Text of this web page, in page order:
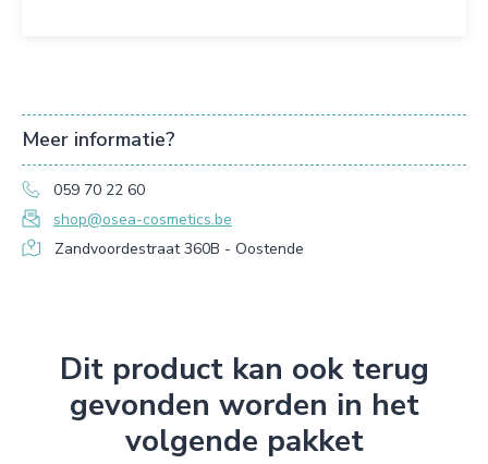
Meer informatie?
059 70 22 60
shop@osea-cosmetics.be
Zandvoordestraat 360B - Oostende
Dit product kan ook terug
gevonden worden in het
volgende pakket